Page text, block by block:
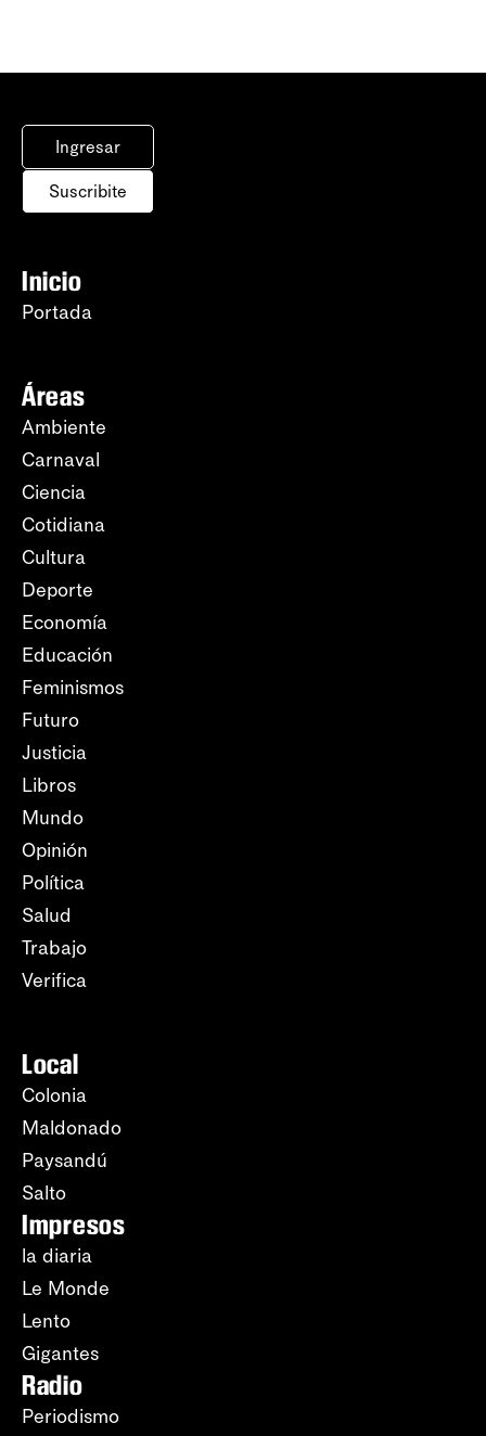
Ingresar
Suscribite
Inicio
Portada
Áreas
Ambiente
Carnaval
Ciencia
Cotidiana
Cultura
Deporte
Economía
Educación
Feminismos
Futuro
Justicia
Libros
Mundo
Opinión
Política
Salud
Trabajo
Verifica
Local
Colonia
Maldonado
Paysandú
Salto
Impresos
la diaria
Le Monde
Lento
Gigantes
Radio
Periodismo